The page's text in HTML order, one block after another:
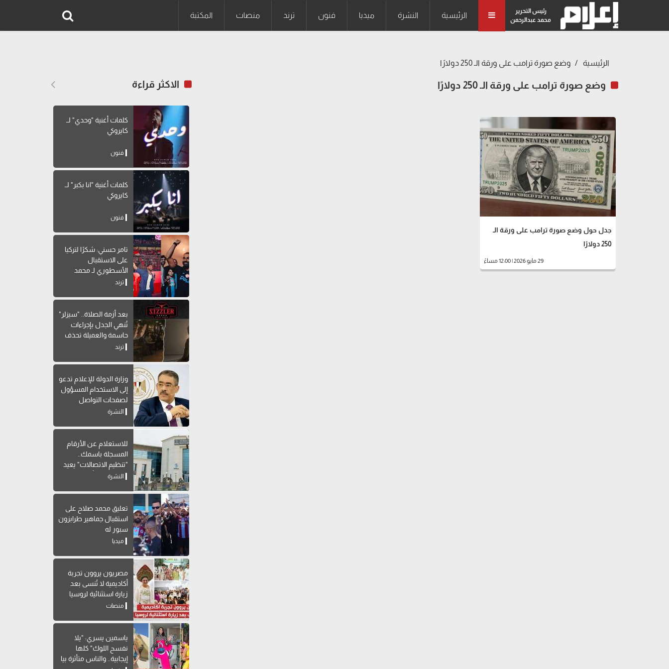
رئيس التحرير
محمد عبدالرحمن
الرئيسية النشرة ميديا فنون ترند منصات المكتبة
الرئيسية وضع صورة ترامب على ورقة الـ 250 دولارًا
وضع صورة ترامب على ورقة الـ 250 دولارًا
جدل حول وضع صورة ترامب على ورقة الـ
250 دولارًا
29 مايو 2026 | 12:00 مساءً
الاكثر قراءة
كلمات أغنية "وحدي" لــ
كايروكي
فنون
كلمات أغنية "انا بكبر" لــ
كايروكي
فنون
تامر حسني: شكرًا لتركيا
على الاستقبال
الأسطوري لـ محمد
صلاح
ترند
بعد أزمة الصلاة.. "سيزلر"
تُنهي الجدل بإجراءات
حاسمة والعميلة تحذف
المنشور
ترند
وزارة الدولة للإعلام تدعو
إلى الاستخدام المسؤول
لصفحات التواصل
الاجتماعي
النشرة
للاستعلام عن الأرقام
المسجلة باسمك..
"تنظيم الاتصالات" يعيد
إتاحة خدمة "أرقامي" عبر
النشرة
تعليق محمد صلاح على
استقبال جماهير طرابزون
سبور له
ميديا
مصريون يروون تجربة
أكاديمية لا تُنسى بعد
زيارة استثنائية لروسيا
منصات
ياسمين يسري: "يلا
نفسح اللوك" كلها
إيجابية.. والناس متأثرة بيا